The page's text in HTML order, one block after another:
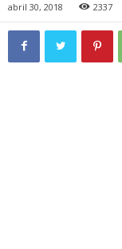
abril 30, 2018 2337